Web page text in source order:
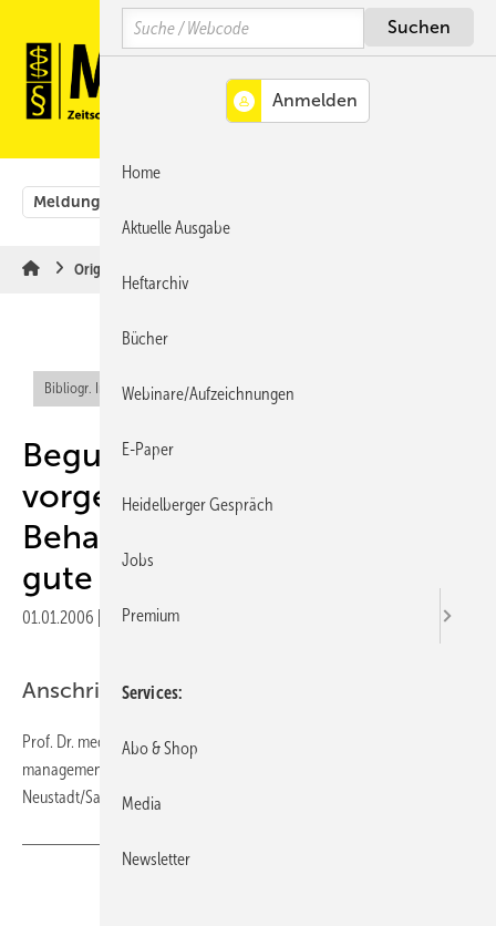
Hauptinhalt
Hauptmenü
SiteSearch
Meldungen
Originalbeiträge
Bibliogr. Info (RIS)
Begutachtung
vorgeworfener ärztlicher
Behandlungsfehler - -das
gute Gutachten-
01.01.2006 Veröffentlicht in
Anschrift des Verfassers
Prof. Dr. med. Martin L. Hansis Professur für Klinisches Qualitäts-
management Rhönklinikum AG Schlossplatz 1 97616 Bad
Neustadt/Saale
Search
Home
Aktuelle Ausgabe
Heftarchiv
Bücher
Webinare/Aufzeichnungen
E-Paper
Heidelberger Gespräch
Jobs
Premium
Services
Abo & Shop
Media
Newsletter